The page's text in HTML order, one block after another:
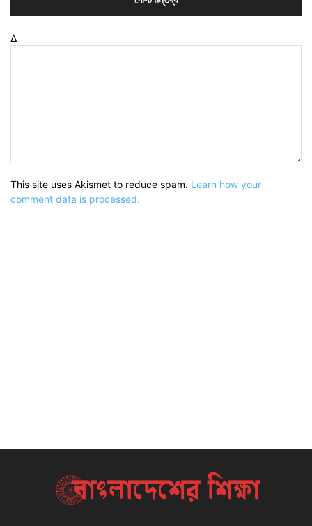
Δ
This site uses Akismet to reduce spam. Learn how your
comment data is processed.